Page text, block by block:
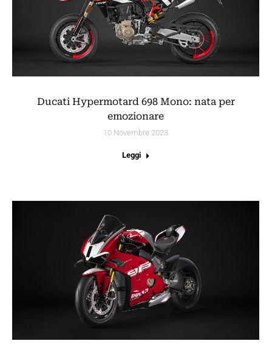
Ducati Hypermotard 698 Mono: nata per
emozionare
10 Novembre 2023
Leggi